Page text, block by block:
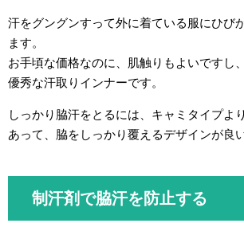
汗をグングンすって外に着ている服にひび
ます。
お手頃な価格なのに、肌触りもよいですし、
優秀な汗取りインナーです。
しっかり脇汗をとるには、キャミタイプよ
あって、脇をしっかり覆えるデザインが良
制汗剤で脇汗を防止する